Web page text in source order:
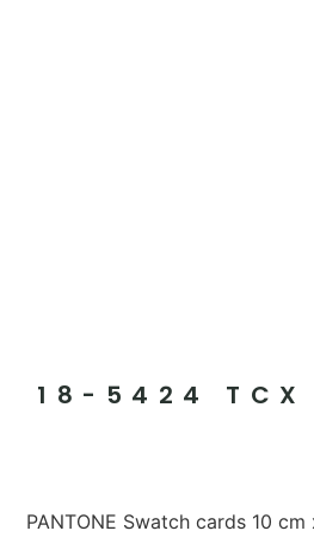
18-5424 TCX
PANTONE Swatch cards 10